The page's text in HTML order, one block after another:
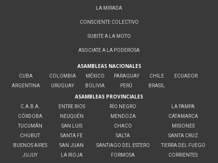
LA MIRADA
CONSCIENTE COLECTIVO
SUBITE A LA MOTO
ASOCIATE A LA PODEROSA
ASAMBLEAS NACIONALES
CUBA
ARGENTINA
COLOMBIA
URUGUAY
MÉXICO
BOLIVIA
PARAGUAY
PERÚ
CHILE
BRASIL
ECUADOR
ASAMBLEAS PROVINCIALES
C.A.B.A.
CÓRDOBA
TUCUMÁN
CHUBUT
BUENOS AIRES
JUJUY
ENTRE RIOS
NEUQUÉN
SAN LUIS
SANTA FE
SAN JUAN
LA RIOJA
RÍO NEGRO
MENDOZA
CHACO
SALTA
SANTIAGO DEL ESTERO
FORMOSA
LA PAMPA
CATAMARCA
MISIONES
SANTA CRUZ
TIERRA DEL FUEGO
CORRIENTES